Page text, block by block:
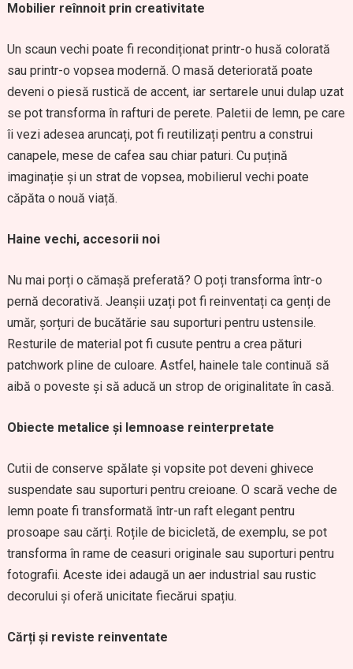
Mobilier reînnoit prin creativitate
Un scaun vechi poate fi recondiționat printr-o husă colorată
sau printr-o vopsea modernă. O masă deteriorată poate
deveni o piesă rustică de accent, iar sertarele unui dulap uzat
se pot transforma în rafturi de perete. Paletii de lemn, pe care
îi vezi adesea aruncați, pot fi reutilizați pentru a construi
canapele, mese de cafea sau chiar paturi. Cu puțină
imaginație și un strat de vopsea, mobilierul vechi poate
căpăta o nouă viață.
Haine vechi, accesorii noi
Nu mai porți o cămașă preferată? O poți transforma într-o
pernă decorativă. Jeanșii uzați pot fi reinventați ca genți de
umăr, șorțuri de bucătărie sau suporturi pentru ustensile.
Resturile de material pot fi cusute pentru a crea pături
patchwork pline de culoare. Astfel, hainele tale continuă să
aibă o poveste și să aducă un strop de originalitate în casă.
Obiecte metalice și lemnoase reinterpretate
Cutii de conserve spălate și vopsite pot deveni ghivece
suspendate sau suporturi pentru creioane. O scară veche de
lemn poate fi transformată într-un raft elegant pentru
prosoape sau cărți. Roțile de bicicletă, de exemplu, se pot
transforma în rame de ceasuri originale sau suporturi pentru
fotografii. Aceste idei adaugă un aer industrial sau rustic
decorului și oferă unicitate fiecărui spațiu.
Cărți și reviste reinventate